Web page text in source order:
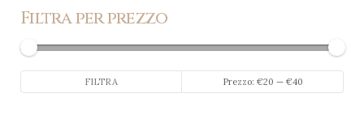
Filtra per prezzo
Min
Max
FILTRA Prezzo: €20 — €40